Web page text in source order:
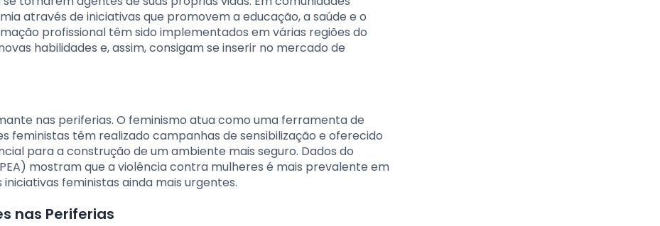
através de iniciativas que promovem a educação, a saúde e o
profissional têm sido implementados em várias regiões do
habilidades e, assim, consigam se inserir no mercado de
nas periferias. O feminismo atua como uma ferramenta de
feministas têm realizado campanhas de sensibilização e oferecido
para a construção de um ambiente mais seguro. Dados do
mostram que a violência contra mulheres é mais prevalente em
feministas ainda mais urgentes.
nas Periferias